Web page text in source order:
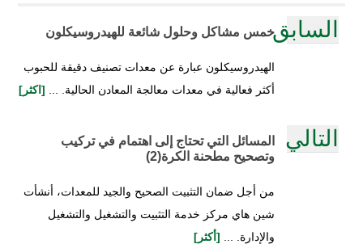
السابقخمس مشاكل وحلول شائعة للهيدروسيكلون
الهيدروسيكلون عبارة عن معدات تصنيف دقيقة للحبوب
أكثر فعالية في معدات معالجة المعادن الحالية. ...
[اكثر]
التالي
المسائل التي تحتاج إلى اهتمام في تركيب
وتصحيح مطحنة الكرة(2)
من أجل ضمان التثبيت الصحيح والجيد للمعدات، أنشأت
شين هاي مركز خدمة التثبيت والتشغيل والتشغيل
والإدارة. ...
[أكثر]